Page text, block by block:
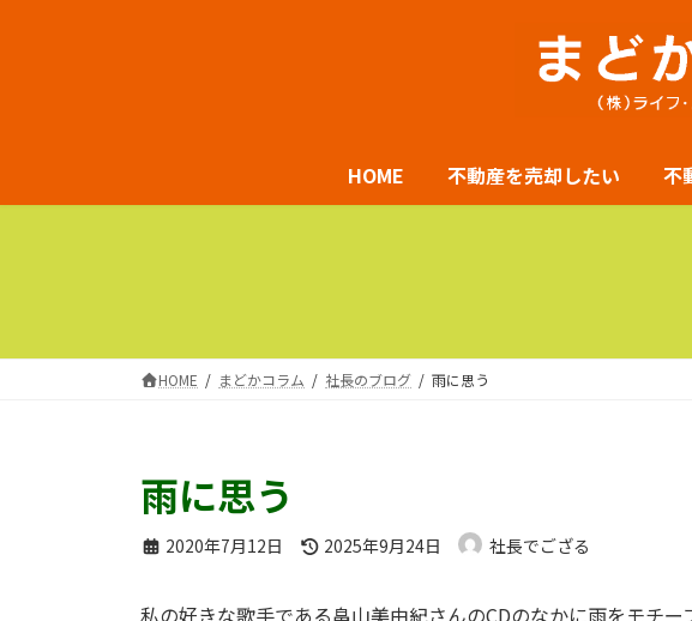
HOME 不動産を売却したい 不
HOME まどかコラム 社長のブログ 雨に思う
雨に思う
2020年7月12日
最
更
2025年9月24日 社長でござる
私の好きな歌手である畠山美由紀さんのCDのなかに雨をモチー